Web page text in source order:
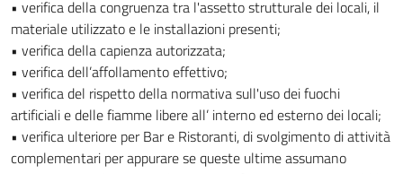
• verifica della congruenza tra l'assetto strutturale dei locali, il
materiale utilizzato e le installazioni presenti;
• verifica della capienza autorizzata;
• verifica dell’affollamento effettivo;
• verifica del rispetto della normativa sull'uso dei fuochi
artificiali e delle fiamme libere all’ interno ed esterno dei locali;
• verifica ulteriore per Bar e Ristoranti, di svolgimento di attività
complementari per appurare se queste ultime assumano